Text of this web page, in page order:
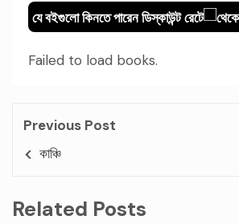
যে বইগুলো কিনতে পারেন ডিস্কাউন্ট রেটে
Failed to load books.
Previous Post
কাঞ্চি
Related Posts